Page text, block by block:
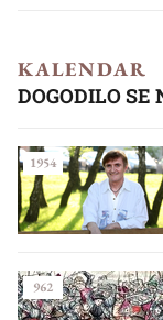
KALENDAR
DOGODILO
1954
962